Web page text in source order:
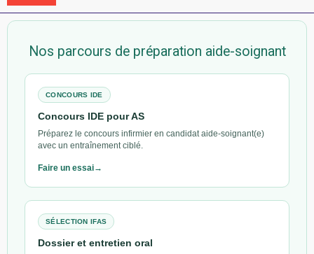
Nos parcours de préparation aide-soignant
CONCOURS IDE
Concours IDE pour AS
Préparez le concours infirmier en candidat aide-soignant(e)
avec un entraînement ciblé.
Faire un essai
SÉLECTION IFAS
Dossier et entretien oral